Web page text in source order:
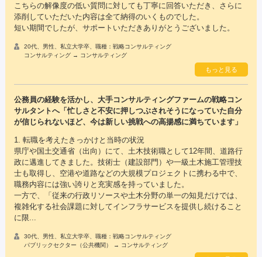
こちらの解像度の低い質問に対しても丁寧に回答いただき、さらに
添削していただいた内容は全て納得のいくものでした。
短い期間でしたが、サポートいただきありがとうございました。
20代、男性、私立大学卒、職種：戦略コンサルティング
コンサルティング → コンサルティング
もっと見る
公務員の経験を活かし、大手コンサルティングファームの戦略コン
サルタントへ「忙しさと不安に押しつぶされそうになっていた自分
が信じられないほど、今は新しい挑戦への高揚感に満ちています」
1. 転職を考えたきっかけと当時の状況
県庁や国土交通省（出向）にて、土木技術職として12年間、道路行
政に邁進してきました。技術士（建設部門）や一級土木施工管理技
士も取得し、空港や道路などの大規模プロジェクトに携わる中で、
職務内容には強い誇りと充実感を持っていました。
一方で、「従来の行政リソースや土木分野の単一の知見だけでは、
複雑化する社会課題に対してインフラサービスを提供し続けること
に限...
30代、男性、私立大学卒、職種：戦略コンサルティング
パブリックセクター（公共機関） → コンサルティング